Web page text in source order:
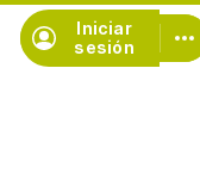
Iniciar
sesión